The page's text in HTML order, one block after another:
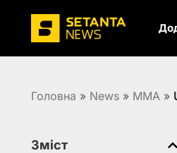
Головна » News » MMA »
Зміст